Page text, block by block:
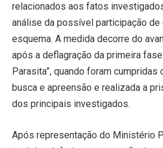
relacionados aos fatos
análise da possível participação
esquema. A medida decorre do
após a deflagração da primeira fase
Parasita”, quando foram
busca e apreensão e realizada a
dos principais investigados.
Após representação do Ministério